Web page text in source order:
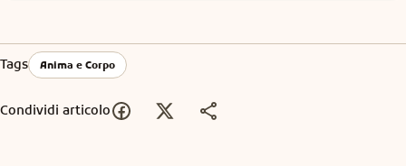
Tags Anima e Corpo
Condividi articolo